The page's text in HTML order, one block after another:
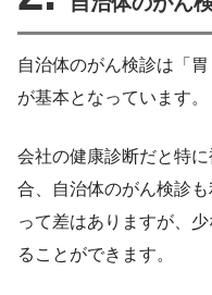
自治体のがん検診は「
が基本となっています。
会社の健康診断だと特
合、自治体のがん検診
って差はありますが、
ることができます。